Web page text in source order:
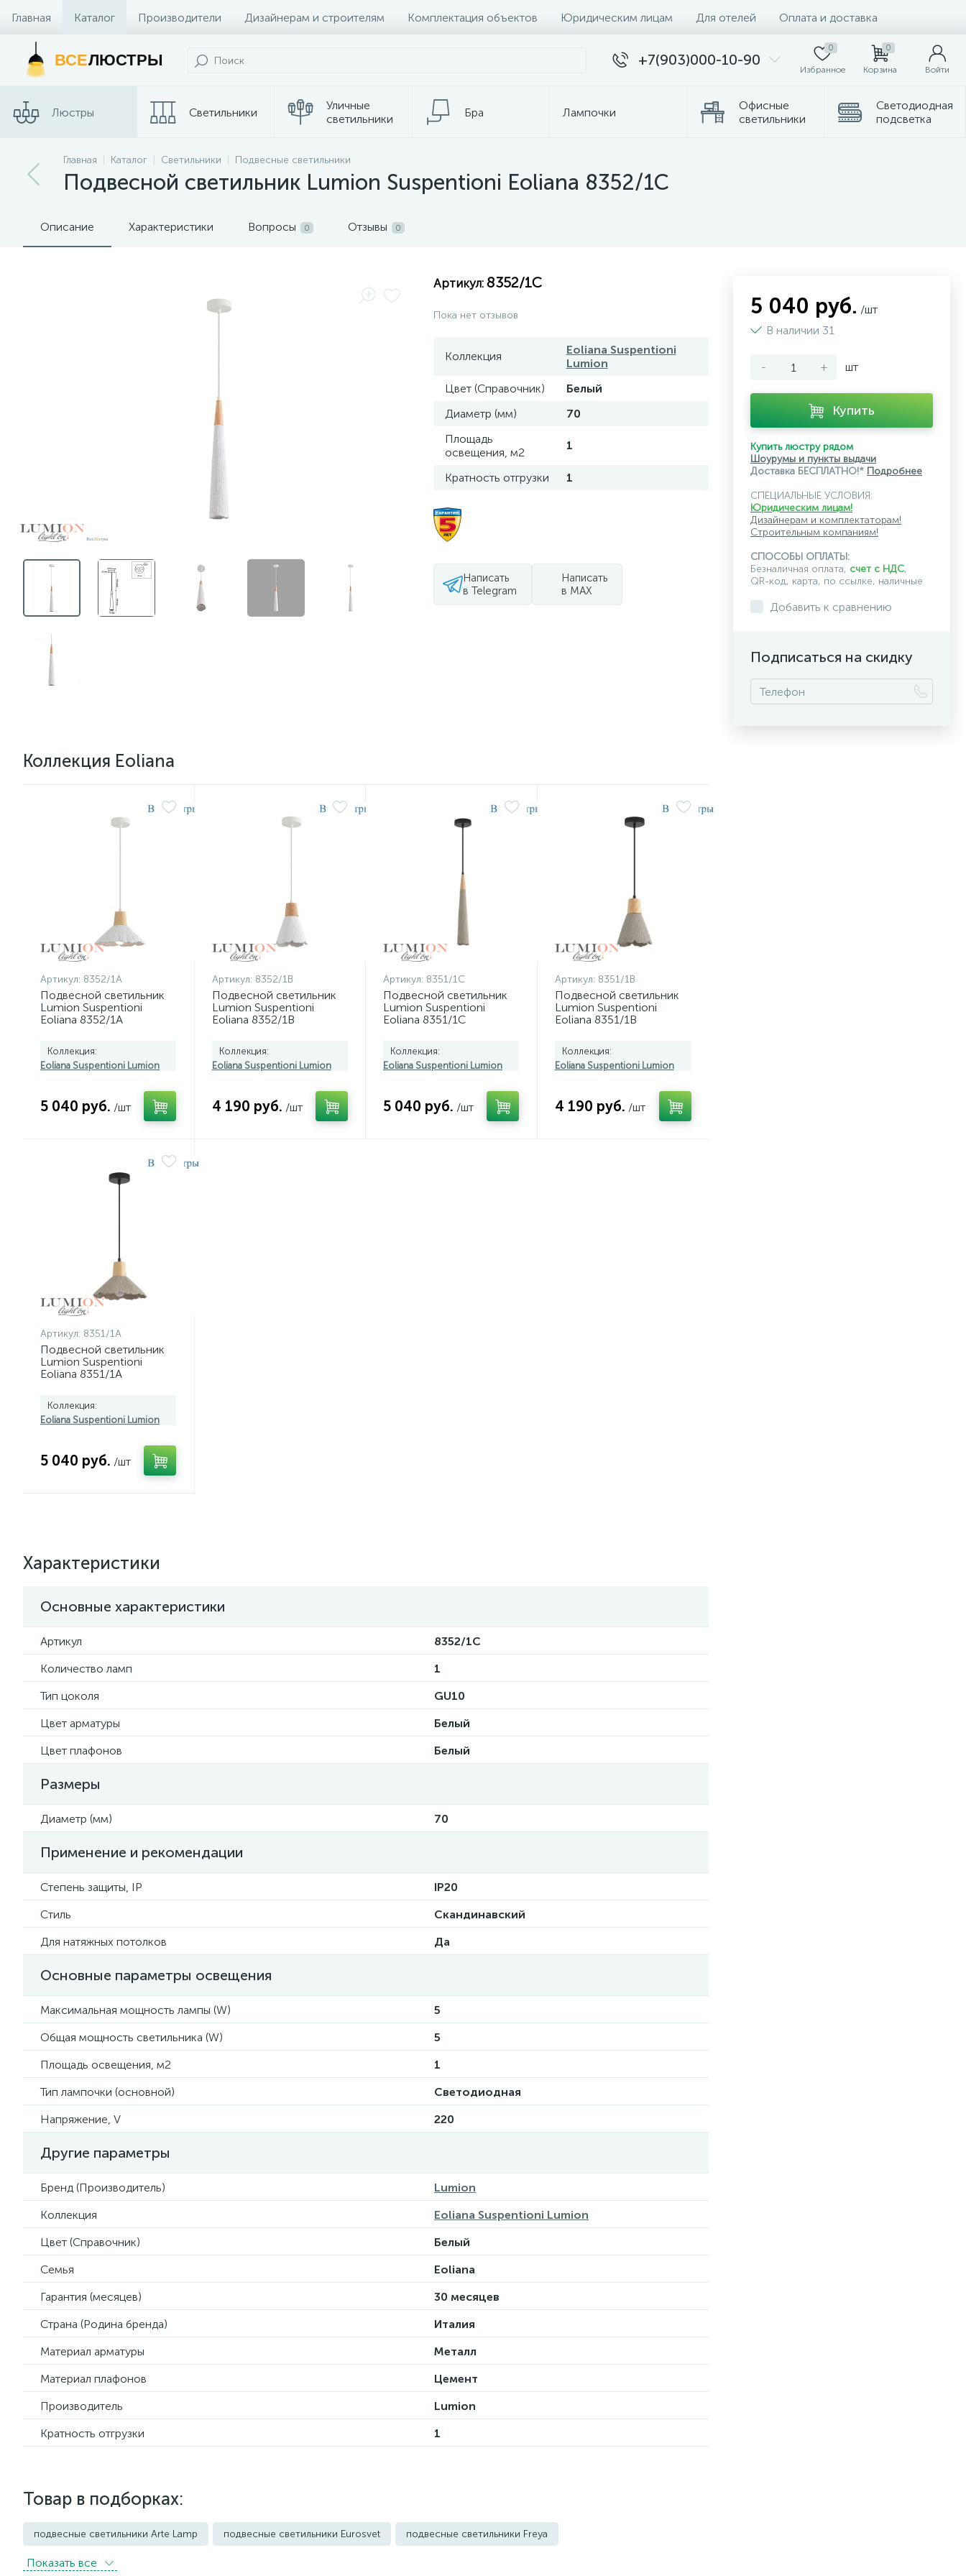
Главная Каталог Производители Дизайнерам и строителям Комплектация объектов Юридическим лицам Для отелей Оплата и доставка
Контакты и Магазины
ВСЕЛЮСТРЫ +7(903)000-10-90
0
Избранное
0
Корзина Войти
Люстры Светильники
Уличные
светильники
Бра Лампочки
Офисные
светильники
Светодиодная
подсветка
Споты
Трековые
Электротовары
лампы
Главная Каталог Светильники Подвесные светильники
Подвесной светильник Lumion Suspentioni Eoliana 8352/1C
Описание Характеристики Вопросы 0 Отзывы 0
Артикул: 8352/1C
Пока нет отзывов
Коллекция
Eoliana Suspentioni
Lumion
Цвет (Справочник)
Белый
Диаметр (мм)
70
Площадь
освещения, м2
1
Кратность отгрузки 1
Написать
в Telegram
Написать
в MAX
Коллекция Eoliana
Артикул: 8352/1A
Подвесной светильник
Lumion Suspentioni
Eoliana 8352/1A
Коллекция:
Eoliana Suspentioni Lumion
5 040 руб. /шт
Артикул: 8352/1B
Подвесной светильник
Lumion Suspentioni
Eoliana 8352/1B
Коллекция:
Eoliana Suspentioni Lumion
4 190 руб. /шт
Артикул: 8351/1C
Подвесной светильник
Lumion Suspentioni
Eoliana 8351/1C
Коллекция:
Eoliana Suspentioni Lumion
5 040 руб. /шт
Артикул: 8351/1B
Подвесной светильник
Lumion Suspentioni
Eoliana 8351/1B
Коллекция:
Eoliana Suspentioni Lumion
4 190 руб. /шт
Артикул: 8351/1A
Подвесной светильник
Lumion Suspentioni
Eoliana 8351/1A
Коллекция:
Eoliana Suspentioni Lumion
5 040 руб. /шт
Характеристики
Основные характеристики
Артикул
8352/1C
Количество ламп
1
Тип цоколя
GU10
Цвет арматуры
Белый
Цвет плафонов
Белый
Размеры
Диаметр (мм) 70
Применение и рекомендации
Степень защиты, IP
IP20
Стиль
Скандинавский
Для натяжных потолков
Да
Основные параметры освещения
Максимальная мощность лампы (W)
5
Общая мощность светильника (W)
5
Площадь освещения, м2
1
Тип лампочки (основной)
Светодиодная
Напряжение, V
220
Другие параметры
Бренд (Производитель)
Lumion
Коллекция
Eoliana Suspentioni Lumion
Цвет (Справочник)
Белый
Семья
Eoliana
Гарантия (месяцев)
30 месяцев
Страна (Родина бренда)
Италия
Материал арматуры
Металл
Материал плафонов
Цемент
Производитель
Lumion
Кратность отгрузки
1
Товар в подборках:
подвесные светильники Arte Lamp подвесные светильники Eurosvet подвесные светильники Freya
подвесные светильники Imperium Loft
Показать всe
5 040 руб. /шт
В наличии 31
- + шт
Купить
Купить люстру рядом
Шоурумы и пункты выдачи
Доставка БЕСПЛАТНО!* Подробнее
СПЕЦИАЛЬНЫЕ УСЛОВИЯ:
Юридическим лицам!
Дизайнерам и комплектаторам!
Строительным компаниям!
СПОСОБЫ ОПЛАТЫ:
Безналичная оплата, счет с НДС,
QR-код, карта, по ссылке, наличные
Добавить к сравнению
Подписаться на скидку